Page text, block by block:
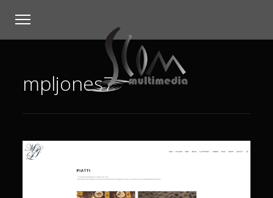
mpljones7